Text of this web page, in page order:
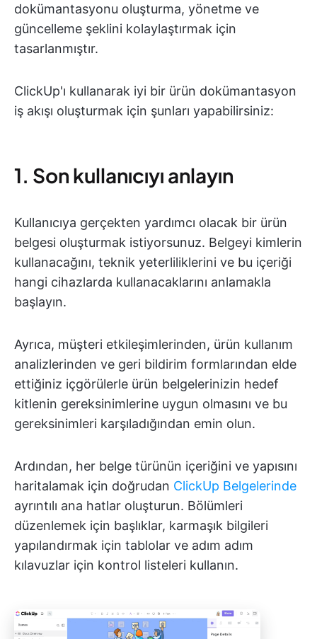
dokümantasyonu oluşturma, yönetme ve
güncelleme şeklini kolaylaştırmak için
tasarlanmıştır.
ClickUp'ı kullanarak iyi bir ürün dokümantasyon
iş akışı oluşturmak için şunları yapabilirsiniz:
1. Son kullanıcıyı anlayın
Kullanıcıya gerçekten yardımcı olacak bir ürün
belgesi oluşturmak istiyorsunuz. Belgeyi kimlerin
kullanacağını, teknik yeterliliklerini ve bu içeriği
hangi cihazlarda kullanacaklarını anlamakla
başlayın.
Ayrıca, müşteri etkileşimlerinden, ürün kullanım
analizlerinden ve geri bildirim formlarından elde
ettiğiniz içgörülerle ürün belgelerinizin hedef
kitlenin gereksinimlerine uygun olmasını ve bu
gereksinimleri karşıladığından emin olun.
Ardından, her belge türünün içeriğini ve yapısını
haritalamak için doğrudan ClickUp Belgelerinde
ayrıntılı ana hatlar oluşturun. Bölümleri
düzenlemek için başlıklar, karmaşık bilgileri
yapılandırmak için tablolar ve adım adım
kılavuzlar için kontrol listeleri kullanın.